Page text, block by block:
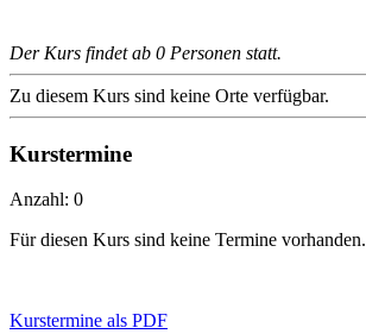
Der Kurs findet ab 0 Personen statt.
Zu diesem Kurs sind keine Orte verfügbar.
Kurstermine
Anzahl: 0
Für diesen Kurs sind keine Termine vorhanden.
Kurstermine als PDF